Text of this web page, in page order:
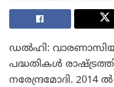
ഡൽഹി:
പദ്ധതികൾ
നരേന്ദ്രമോദി.